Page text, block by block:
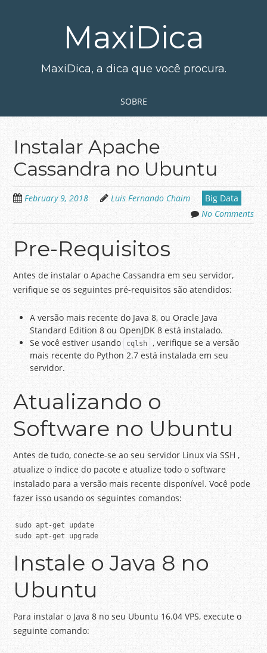
MaxiDica
MaxiDica, a dica que você procura.
SOBRE
Instalar Apache
Cassandra no Ubuntu
February 9, 2018 Luis Fernando Chaim
Big Data
No Comments
Pre-Requisitos
Antes de instalar o Apache Cassandra em seu servidor,
verifique se os seguintes pré-requisitos são atendidos:
A versão mais recente do Java 8, ou Oracle Java
Standard Edition 8 ou OpenJDK 8 está instalado.
Se você estiver usando
cqlsh
, verifique se a versão
mais recente do Python 2.7 está instalada em seu
servidor.
Atualizando o
Software no Ubuntu
Antes de tudo, conecte-se ao seu servidor Linux via SSH ,
atualize o índice do pacote e atualize todo o software
instalado para a versão mais recente disponível. Você pode
fazer isso usando os seguintes comandos:
sudo apt-get update
sudo apt-get upgrade
Instale o Java 8 no
Ubuntu
Para instalar o Java 8 no seu Ubuntu 16.04 VPS, execute o
seguinte comando: